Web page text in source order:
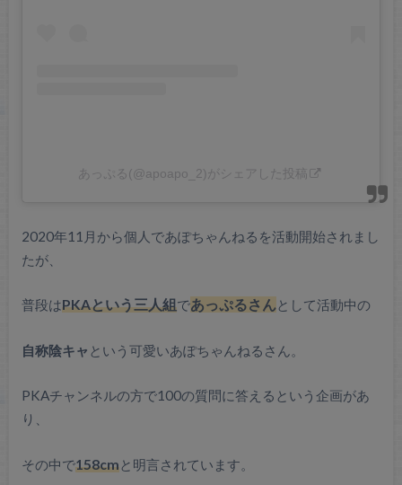
あっぷる(@apoapo_2)がシェアした投稿
2020年11月から個人であぽちゃんねるを活動開始されまし
たが、
普段はPKAという三人組であっぷるさんとして活動中の
自称陰キャ という可愛いあぽちゃんねるさん。
PKAチャンネルの方で100の質問に答えるという企画があ
り、
その中で158cmと明言されています。